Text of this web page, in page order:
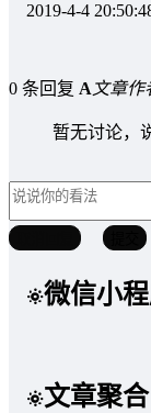
2019-4-4
0 条回复 A文章作
暂无讨论，
微信小
文章聚合